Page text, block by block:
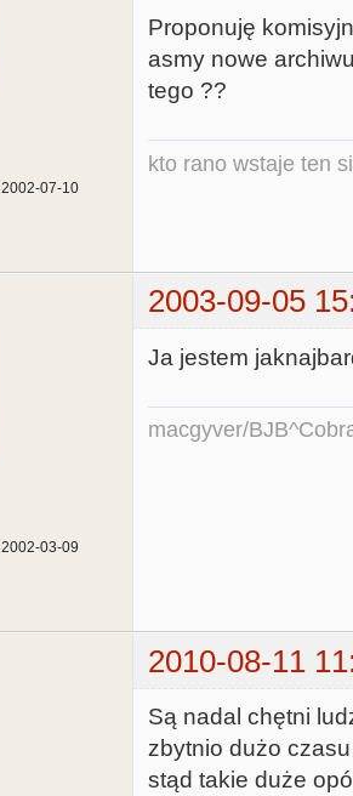
2002-07-10
Proponuję
asmy nowe
tego ??
kto rano wstaje ten
2003-09-05
2002-03-09
Ja jestem
macgyver/
2010-08-11
Są nadal chętni
zbytnio dużo
stąd takie duże